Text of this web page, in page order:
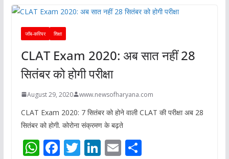
जॉब-करियर शिक्षा
CLAT Exam 2020: अब सात नहीं 28
सितंबर को होगी परीक्षा
August 29, 2020 www.newsofharyana.com
CLAT Exam 2020: 7 सितंबर को होने वाली CLAT की परीक्षा अब 28
सितंबर को होगी. कोरोना संक्रमण के बढ़ते
W F T Li E S